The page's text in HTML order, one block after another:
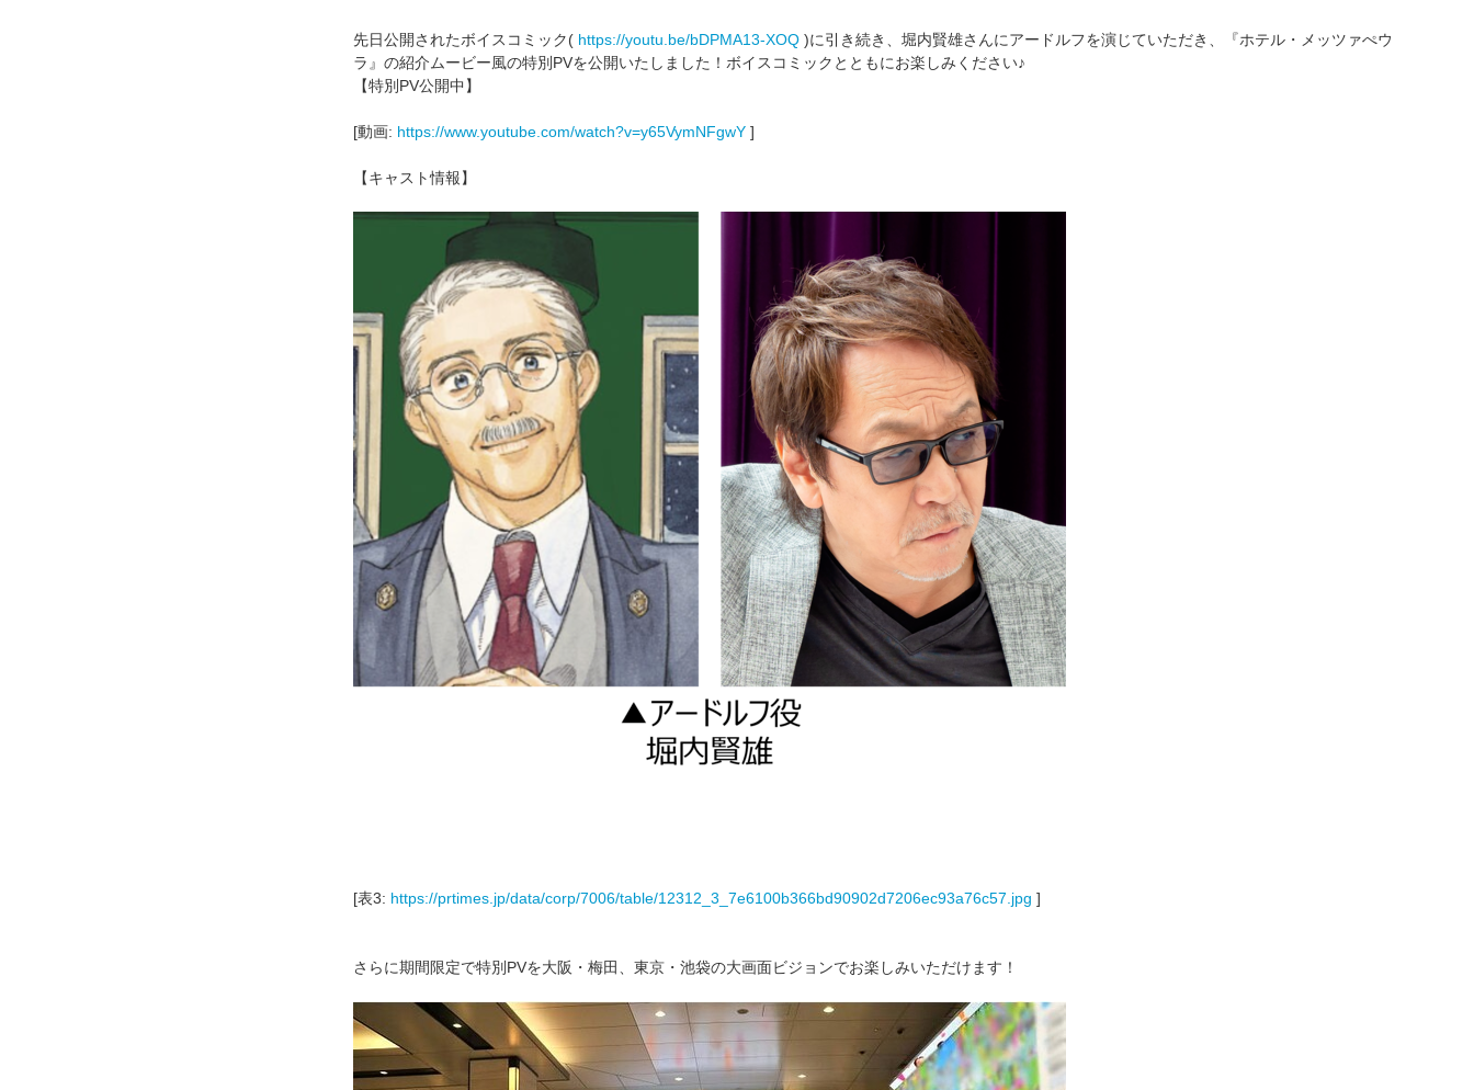
先日公開されたボイスコミック( https://youtu.be/bDPMA13-XOQ )に引き続き、堀内賢雄さんにアードルフを演じていただき、『ホテル・メッツァぺウ
ラ』の紹介ムービー風の特別PVを公開いたしました！ボイスコミックとともにお楽しみください♪
【特別PV公開中】
[動画: https://www.youtube.com/watch?v=y65VymNFgwY ]
【キャスト情報】
[表3: https://prtimes.jp/data/corp/7006/table/12312_3_7e6100b366bd90902d7206ec93a76c57.jpg ]
さらに期間限定で特別PVを大阪・梅田、東京・池袋の大画面ビジョンでお楽しみいただけます！